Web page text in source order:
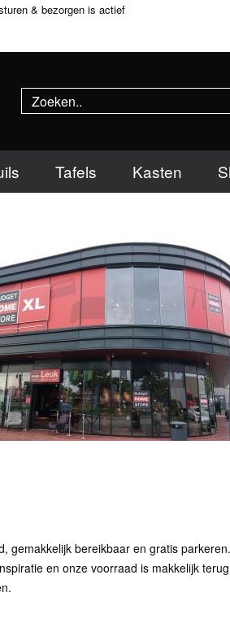
& bezorgen is actief
Tafels Kasten
bereikbaar en gratis
en onze voorraad is makkelijk